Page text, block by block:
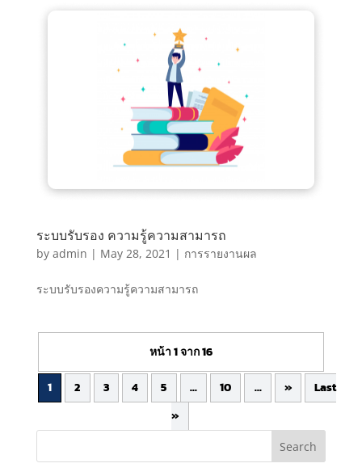
ระบบรับรอง ความรู้ความสามารถ
by admin | May 28, 2021 | การรายงานผล
ระบบรับรองความรู้ความสามารถ
หน้า 1 จาก 16
1 2 3 4 5 ... 10 ... »
Last
»